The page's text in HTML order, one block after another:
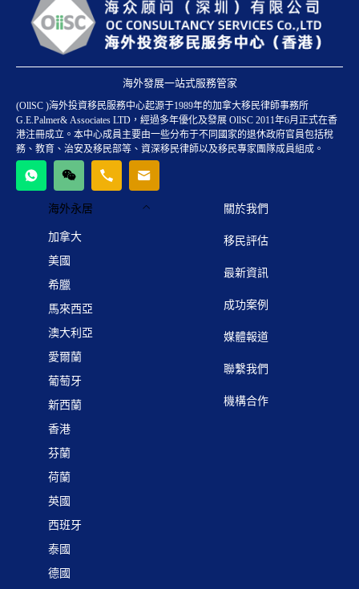
海外發展一站式服務管家
(OllSC )海外投資移民服務中心起源于1989年的加拿大移民律師事務所
G.E.Palmer& Associates LTD，經過多年優化及發展 OllSC 2011年6月正式在香
港注冊成立。本中心成員主要由一些分布于不同國家的退休政府官員包括稅
務、教育、治安及移民部等、資深移民律師以及移民專家團隊成員組成。
海外永居
加拿大
美國
希臘
馬來西亞
澳大利亞
愛爾蘭
葡萄牙
新西蘭
香港
芬蘭
荷蘭
英國
西班牙
泰國
德國
關於我們
移民評估
最新資訊
成功案例
媒體報道
聯繫我們
機構合作